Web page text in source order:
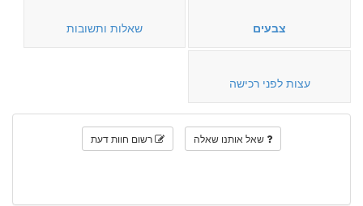
צבעים שאלות ותשובות
עצות לפני רכישה
שאל אותנו שאלה רשום חוות דעת